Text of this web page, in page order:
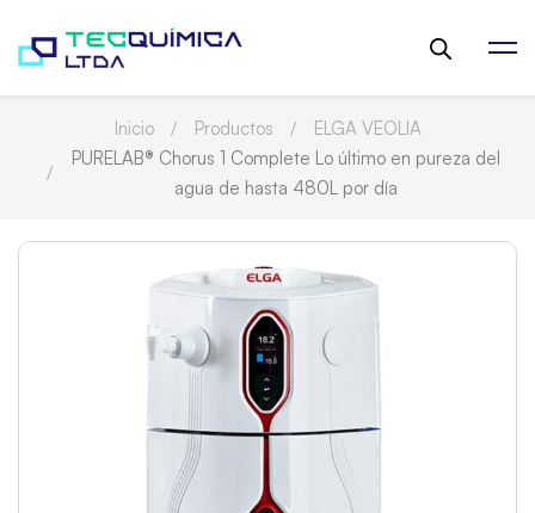
Inicio Productos
ELGA VEOLIA
PURELAB® Chorus 1 Complete Lo último en pureza del
agua de hasta 480L por día